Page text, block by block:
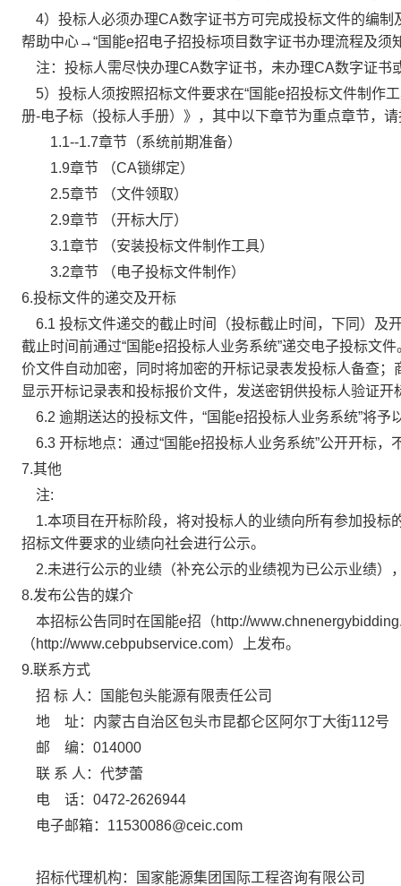
4）投标人必须办理CA数字证书方可完成投标文件的编
帮助中心→“国能e招电子招投标项目数字证书办理流程及须
注：投标人需尽快办理CA数字证书，未办理CA数字证
5）投标人须按照招标文件要求在“国能e招投标文件制作
册-电子标（投标人手册）》，其中以下章节为重点章节，
1.1--1.7章节（系统前期准备）
1.9章节 （CA锁绑定）
2.5章节 （文件领取）
2.9章节 （开标大厅）
3.1章节 （安装投标文件制作工具）
3.2章节 （电子投标文件制作）
6.投标文件的递交及开标
6.1 投标文件递交的截止时间（投标截止时间，下同）及
截止时间前通过“国能e招投标人业务系统”递交电子投标文
价文件自动加密，同时将加密的开标记录表发投标人备查
显示开标记录表和投标报价文件，发送密钥供投标人验证开
6.2 逾期送达的投标文件，“国能e招投标人业务系统”将予
6.3 开标地点：通过“国能e招投标人业务系统”公开开标，
7.其他
注:
1.本项目在开标阶段，将对投标人的业绩向所有参加投
招标文件要求的业绩向社会进行公示。
2.未进行公示的业绩（补充公示的业绩视为已公示业绩）
8.发布公告的媒介
本招标公告同时在国能e招（http://
（http://www.cebpubservice.com）上发布。
9.联系方式
招 标 人：国能包头能源有限责任公司
地
址：内蒙古自治区包头市昆都仑区阿尔丁大街112号
邮
编：014000
联 系 人：代梦蕾
电
话：0472-2626944
电子邮箱：11530086@ceic.com
招标代理机构：国家能源集团国际工程咨询有限公司